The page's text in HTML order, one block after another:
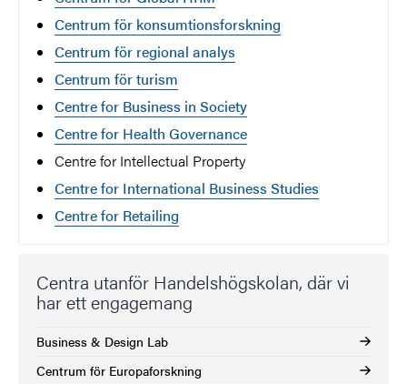
Centrum för konsumtionsforskning
Centrum för regional analys
Centrum för turism
Centre for Business in Society
Centre for Health Governance
Centre for Intellectual Property
Centre for International Business Studies
Centre for Retailing
Centra utanför Handelshögskolan, där vi
har ett engagemang
Business & Design Lab
Centrum för Europaforskning